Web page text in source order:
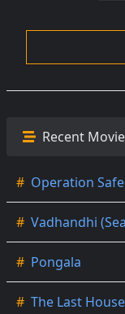
Recent
# Operation
# Vadhandhi
# Pongala
# The Last House